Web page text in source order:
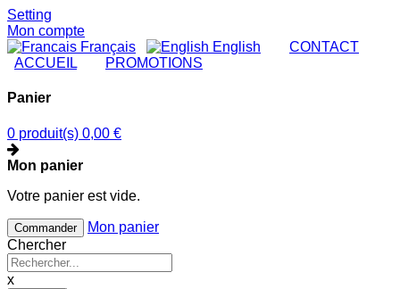
Setting
Mon compte
Français
English CONTACT
ACCUEIL
PROMOTIONS
Panier
0 produit(s) 0,00 €
Mon panier
Votre panier est vide.
Commander
Mon panier
Chercher
x